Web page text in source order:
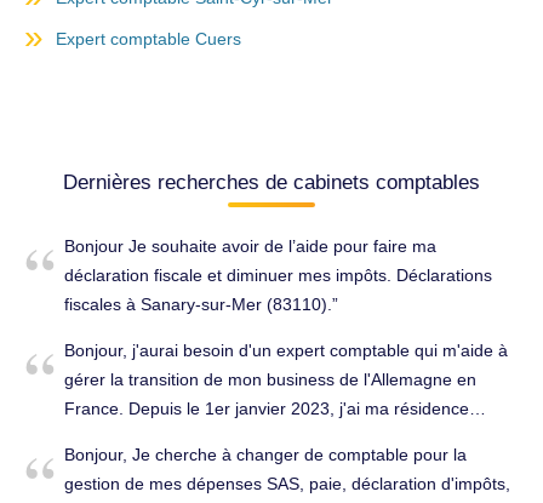
Expert comptable Cuers
Dernières recherches de cabinets comptables
Bonjour Je souhaite avoir de l’aide pour faire ma
déclaration fiscale et diminuer mes impôts. Déclarations
fiscales à Sanary-sur-Mer (83110).
Bonjour, j'aurai besoin d'un expert comptable qui m'aide à
gérer la transition de mon business de l'Allemagne en
France. Depuis le 1er janvier 2023, j'ai ma résidence
entreprise ici. Auparavant, j'ai travaillé en tant que
consultante indépendante en marketing en Allemagne, où
Bonjour, Je cherche à changer de comptable pour la
gestion de mes dépenses SAS, paie, déclaration d'impôts,